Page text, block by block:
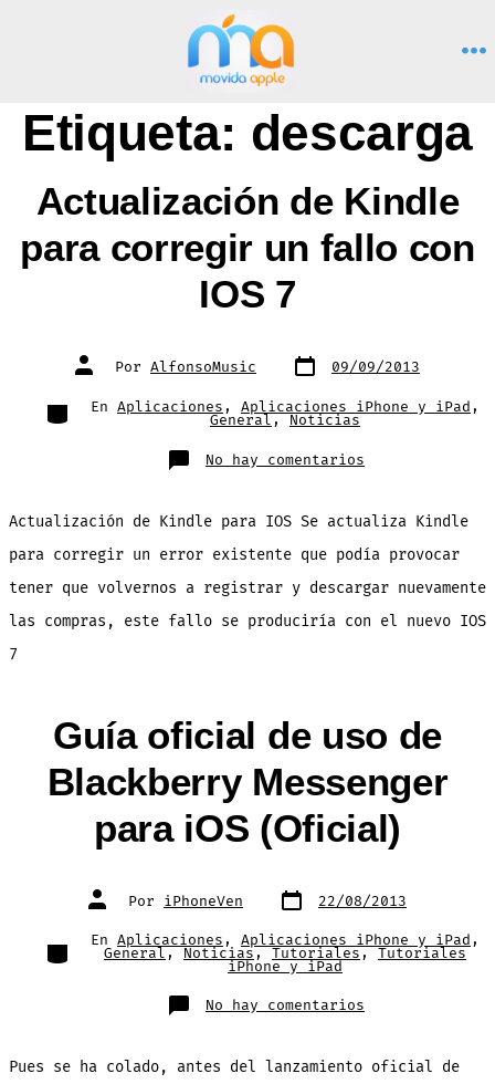
Etiqueta: descarga
Actualización de Kindle
para corregir un fallo con
IOS 7
Autor
de
entrada
Por AlfonsoMusic Fecha
de 09/09/2013
Categorías
En Aplicaciones , Aplicaciones iPhone y iPad ,
General , Noticias
No hay comentarios
Actualización
para
corregir
fallo
con
7
Actualización de Kindle para IOS Se actualiza Kindle
para corregir un error existente que podía provocar
tener que volvernos a registrar y descargar nuevamente
las compras, este fallo se produciría con el nuevo IOS
7
Guía oficial de uso de
Blackberry Messenger
para iOS (Oficial)
Autor
de
entrada
Por iPhoneVen Fecha
de 22/08/2013
Categorías
En Aplicaciones , Aplicaciones iPhone y iPad ,
General , Noticias , Tutoriales , Tutoriales
iPhone y iPad
No hay comentarios
Guía
uso
de
Pues se ha colado, antes del lanzamiento oficial de